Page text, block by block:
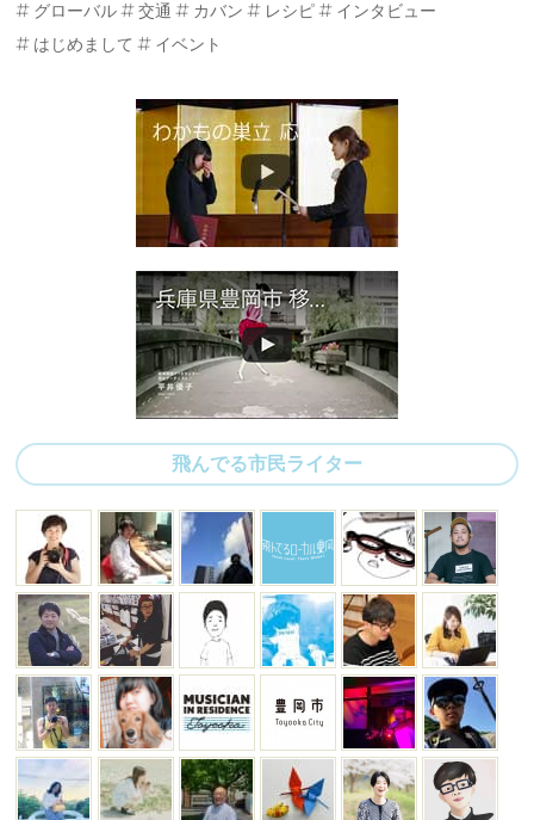
グローバル
交通 カバン レシピ
インタビュー
はじめまして
イベント
飛んでる市民ライター